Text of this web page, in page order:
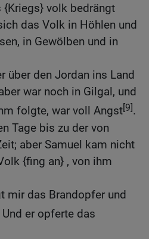
volk bedrängt
das Volk in Höhlen und
in Gewölben und in
über den Jordan ins Land
war noch in Gilgal, und
folgte, war voll Angst[9].
Tage bis zu der von
aber Samuel kam nicht
{fing an} , von ihm
mir das Brandopfer und
Und er opferte das